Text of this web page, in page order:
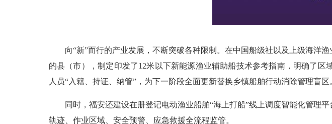
向“新”而行的产业发展，不断突破各种限制。在中国船级社以及上级海洋渔
的县（市），制定印发了12米以下新能源渔业辅助船技术参考指南，明确了
人员“入籍、持证、纳管”，为下一阶段全面更新替换乡镇船舶行动消除管理盲区
同时，福安还建设在册登记电动渔业船舶“海上打船”线上调度智能化管理
轨迹、作业区域、安全预警、应急救援全流程监管。